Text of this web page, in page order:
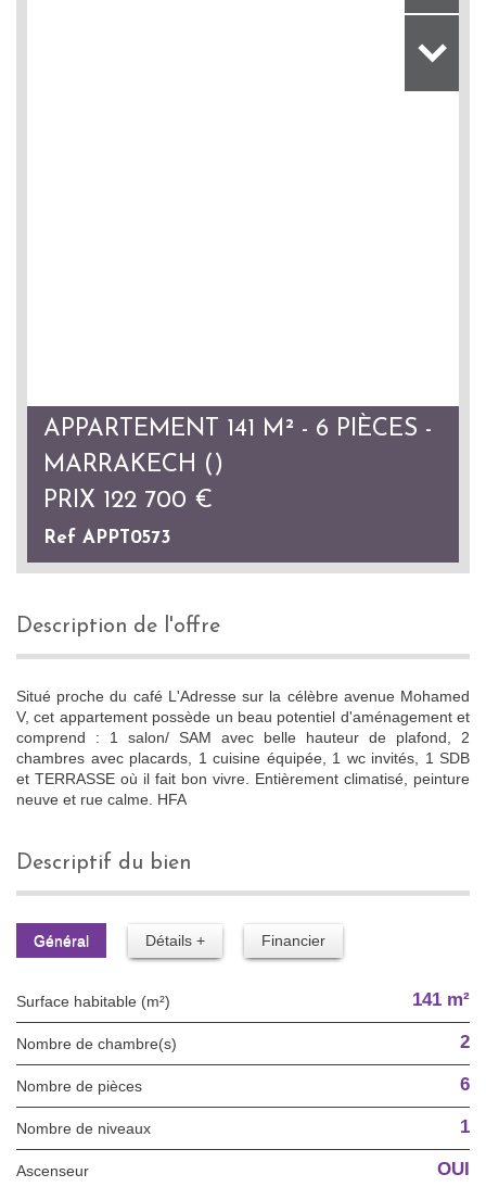
APPARTEMENT 141 M² - 6 PIÈCES -
MARRAKECH ()
PRIX 122 700 €
Ref APPT0573
description de l'offre
Situé proche du café L'Adresse sur la célèbre avenue Mohamed
V, cet appartement possède un beau potentiel d'aménagement et
comprend : 1 salon/ SAM avec belle hauteur de plafond, 2
chambres avec placards, 1 cuisine équipée, 1 wc invités, 1 SDB
et TERRASSE où il fait bon vivre. Entièrement climatisé, peinture
neuve et rue calme. HFA
descriptif du bien
Général Détails + Financier
Surface habitable (m²) 141 m²
Nombre de chambre(s) 2
Nombre de pièces 6
Nombre de niveaux 1
Ascenseur OUI